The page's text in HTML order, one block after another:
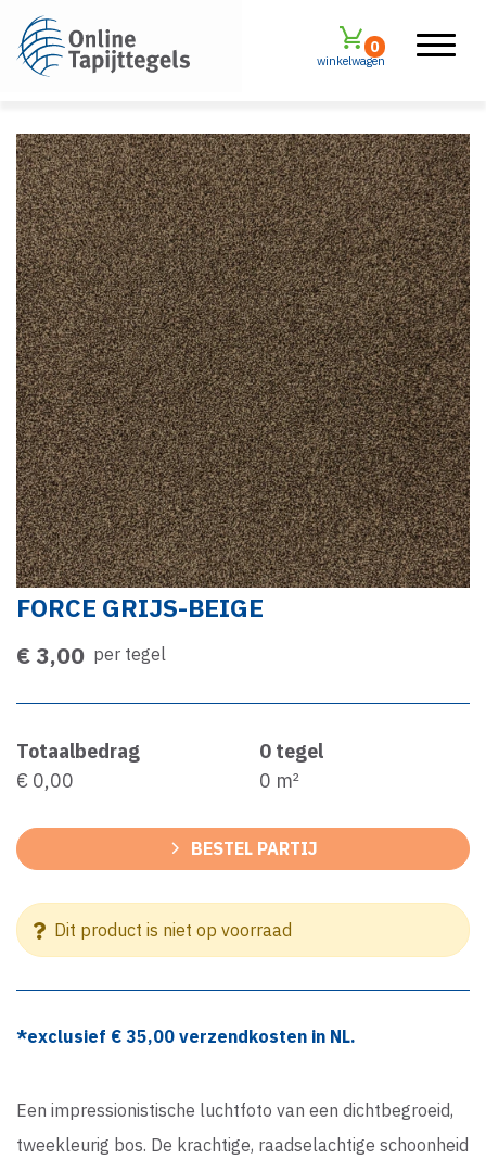
winkelwagen
0
FORCE GRIJS-BEIGE
€ 3,00 per tegel
Totaalbedrag
€ 0,00
0 tegel
0 m²
BESTEL PARTIJ
Dit product is niet op voorraad
*exclusief € 35,00 verzendkosten in NL.
Een impressionistische luchtfoto van een dichtbegroeid,
tweekleurig bos. De krachtige, raadselachtige schoonheid